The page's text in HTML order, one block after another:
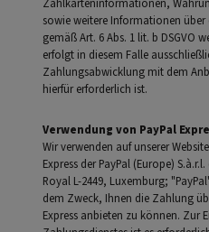
Zahlkarteninformationen,
sowie weitere Informationen
gemäß Art. 6 Abs. 1 lit. b DSGVO
erfolgt in diesem Falle
Zahlungsabwicklung mit dem
hierfür erforderlich ist.
Verwendung von PayPal
Wir verwenden auf unserer
Express der PayPal (Europe)
Royal L-2449, Luxemburg;
dem Zweck, Ihnen die Zahlung
Express anbieten zu können. Zur